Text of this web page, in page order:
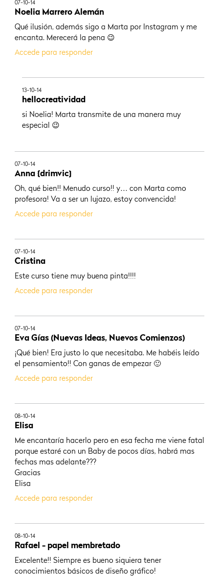
07-10-14
Noelia Marrero Alemán
Qué ilusión, además sigo a Marta por Instagram y me
encanta. Merecerá la pena 😉
Accede para responder
13-10-14
hellocreatividad
si Noelia! Marta transmite de una manera muy
especial 😉
07-10-14
Anna {drimvic}
Oh, qué bien!! Menudo curso!! y… con Marta como
profesora! Va a ser un lujazo, estoy convencida!
Accede para responder
07-10-14
Cristina
Este curso tiene muy buena pinta!!!!
Accede para responder
07-10-14
Eva Gías (Nuevas Ideas, Nuevos Comienzos)
¡Qué bien! Era justo lo que necesitaba. Me habéis leído
el pensamiento!! Con ganas de empezar 🙂
Accede para responder
08-10-14
Elisa
Me encantaría hacerlo pero en esa fecha me viene fatal
porque estaré con un Baby de pocos días, habrá mas
fechas mas adelante???
Gracias
Elisa
Accede para responder
08-10-14
Rafael - papel membretado
Excelente!! Siempre es bueno siquiera tener
conocimientos básicos de diseño gráfico!